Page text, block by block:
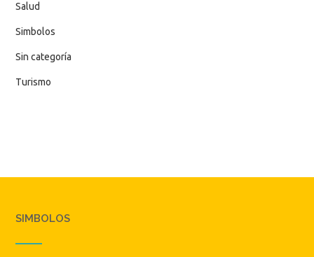
Salud
Simbolos
Sin categoría
Turismo
SIMBOLOS